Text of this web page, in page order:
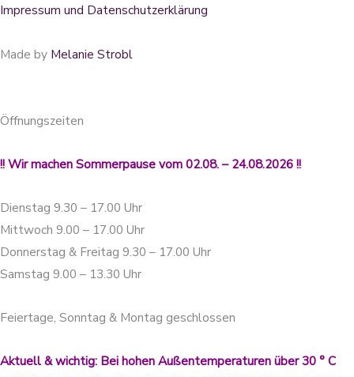
Impressum und Datenschutzerklärung
Made by Melanie Strobl
Öffnungszeiten
!! Wir machen Sommerpause vom 02.08. – 24.08.2026 !!
Dienstag 9.30 – 17.00 Uhr
Mittwoch 9.00 – 17.00 Uhr
Donnerstag & Freitag 9.30 – 17.00 Uhr
Samstag 9.00 – 13.30 Uhr
Feiertage, Sonntag & Montag geschlossen
Aktuell & wichtig: Bei hohen Außentemperaturen über 30 ° C